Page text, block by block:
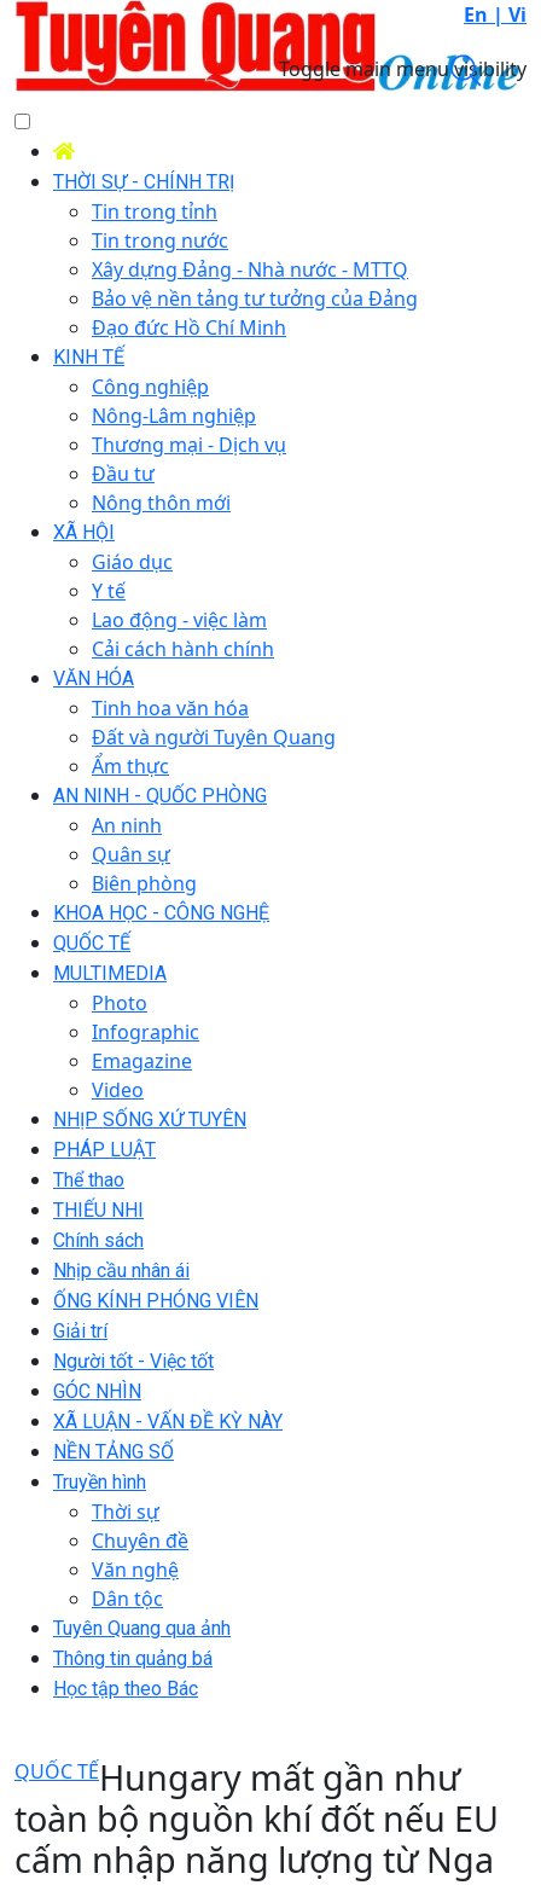
En | Vi
Toggle main menu visibility
THỜI SỰ - CHÍNH TRỊ
Tin trong tỉnh
Tin trong nước
Xây dựng Đảng - Nhà nước - MTTQ
Bảo vệ nền tảng tư tưởng của Đảng
Đạo đức Hồ Chí Minh
KINH TẾ
Công nghiệp
Nông-Lâm nghiệp
Thương mại - Dịch vụ
Đầu tư
Nông thôn mới
XÃ HỘI
Giáo dục
Y tế
Lao động - việc làm
Cải cách hành chính
VĂN HÓA
Tinh hoa văn hóa
Đất và người Tuyên Quang
Ẩm thực
AN NINH - QUỐC PHÒNG
An ninh
Quân sự
Biên phòng
KHOA HỌC - CÔNG NGHỆ
QUỐC TẾ
MULTIMEDIA
Photo
Infographic
Emagazine
Video
NHỊP SỐNG XỨ TUYÊN
PHÁP LUẬT
Thể thao
THIẾU NHI
Chính sách
Nhịp cầu nhân ái
ỐNG KÍNH PHÓNG VIÊN
Giải trí
Người tốt - Việc tốt
GÓC NHÌN
XÃ LUẬN - VẤN ĐỀ KỲ NÀY
NỀN TẢNG SỐ
Truyền hình
Thời sự
Chuyên đề
Văn nghệ
Dân tộc
Tuyên Quang qua ảnh
Thông tin quảng bá
Học tập theo Bác
QUỐC TẾHungary mất gần như
toàn bộ nguồn khí đốt nếu EU
cấm nhập năng lượng từ Nga